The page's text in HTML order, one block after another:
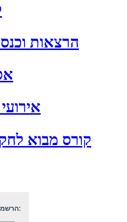
הרצאות
קורס מבוא
הרשמה לעלון המקוון של הארכיון: